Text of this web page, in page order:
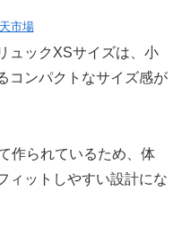
市場
ュックXSサイズは、小
コンパクトなサイズ感が
作られているため、体
ィットしやすい設計にな